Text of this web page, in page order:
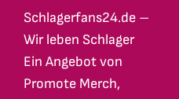
Schlagerfans24.de –
Wir leben Schlager
Ein Angebot von
Promote Merch,